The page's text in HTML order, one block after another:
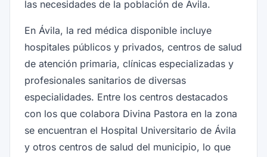
las necesidades de la población de Ávila.
En Ávila, la red médica disponible incluye
hospitales públicos y privados, centros de salud
de atención primaria, clínicas especializadas y
profesionales sanitarios de diversas
especialidades. Entre los centros destacados
con los que colabora Divina Pastora en la zona
se encuentran el Hospital Universitario de Ávila
y otros centros de salud del municipio, lo que